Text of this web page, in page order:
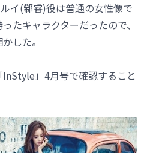
イ(郗睿)役は普通の女性像で
たキャラクターだったので、
した。
」4月号で確認すること